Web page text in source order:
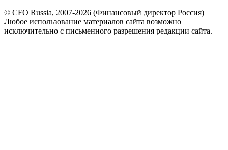
© CFO Russia, 2007-2026 (Финансовый директор Россия)
Любое использование материалов сайта возможно
исключительно с письменного разрешения редакции сайта.